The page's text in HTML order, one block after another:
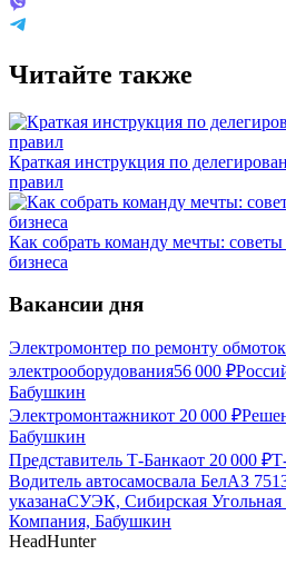
Читайте также
Краткая инструкция по
правил
Как собрать команду мечты:
бизнеса
Вакансии дня
Электромонтер по ремонту
электрооборудования56 000 ₽
Бабушкин
Электромонтажникот 20 000 ₽
Бабушкин
Представитель Т-Банкаот 20 000 ₽
Водитель автосамосвала БелАЗ
указанаСУЭК, Сибирская Угольная
Компания, Бабушкин
HeadHunter